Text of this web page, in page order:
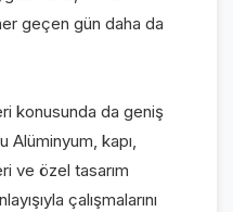
geçen gün daha da
konusunda da geniş
Alüminyum, kapı,
ve özel tasarım
çalışmalarını